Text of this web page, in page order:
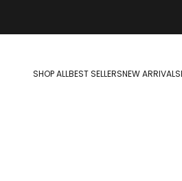
SHOP ALLBEST SELLERSNEW ARRIVALS